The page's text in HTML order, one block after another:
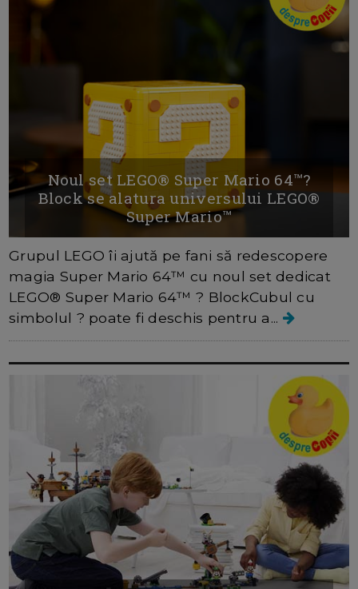
Noul set LEGO® Super Mario 64™?
Block se alatura universului LEGO®
Super Mario™
Grupul LEGO îi ajută pe fani să redescopere
magia Super Mario 64™ cu noul set dedicat
LEGO® Super Mario 64™ ? BlockCubul cu
simbolul ? poate fi deschis pentru a...